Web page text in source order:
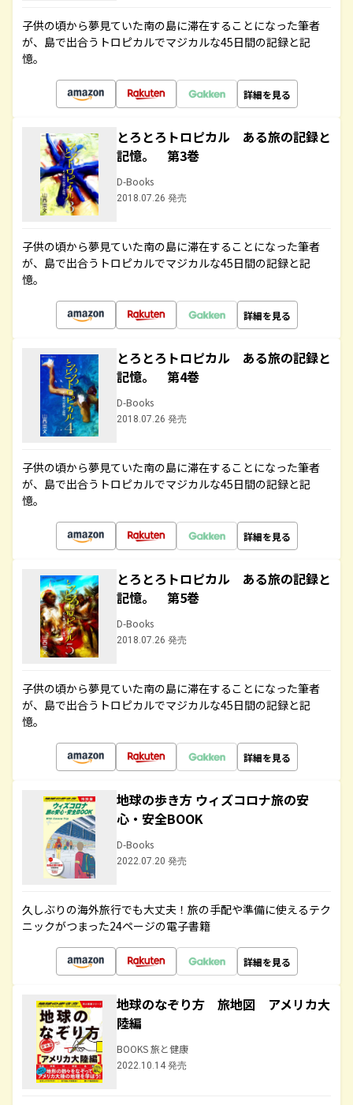
子供の頃から夢見ていた南の島に滞在することになった筆者
が、島で出合うトロピカルでマジカルな45日間の記録と記
憶。
詳細を見る
とろとろトロピカル ある旅の記録と
記憶。 第3巻
D-Books
2018.07.26 発売
子供の頃から夢見ていた南の島に滞在することになった筆者
が、島で出合うトロピカルでマジカルな45日間の記録と記
憶。
詳細を見る
とろとろトロピカル ある旅の記録と
記憶。 第4巻
D-Books
2018.07.26 発売
子供の頃から夢見ていた南の島に滞在することになった筆者
が、島で出合うトロピカルでマジカルな45日間の記録と記
憶。
詳細を見る
とろとろトロピカル ある旅の記録と
記憶。 第5巻
D-Books
2018.07.26 発売
子供の頃から夢見ていた南の島に滞在することになった筆者
が、島で出合うトロピカルでマジカルな45日間の記録と記
憶。
詳細を見る
地球の歩き方 ウィズコロナ旅の安
心・安全BOOK
D-Books
2022.07.20 発売
久しぶりの海外旅行でも大丈夫！旅の手配や準備に使えるテク
ニックがつまった24ページの電子書籍
詳細を見る
地球のなぞり方 旅地図 アメリカ大
陸編
BOOKS 旅と健康
2022.10.14 発売